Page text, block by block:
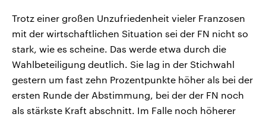
Trotz einer großen Unzufriedenheit vieler Franzosen
mit der wirtschaftlichen Situation sei der FN nicht so
stark, wie es scheine. Das werde etwa durch die
Wahlbeteiligung deutlich. Sie lag in der Stichwahl
gestern um fast zehn Prozentpunkte höher als bei der
ersten Runde der Abstimmung, bei der der FN noch
als stärkste Kraft abschnitt. Im Falle noch höherer